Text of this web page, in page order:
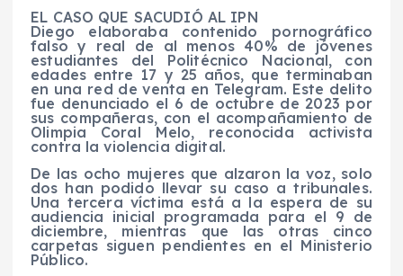
EL CASO QUE SACUDIÓ AL IPN
Diego elaboraba contenido pornográfico
falso y real de al menos 40% de jóvenes
estudiantes del Politécnico Nacional, con
edades entre 17 y 25 años, que terminaban
en una red de venta en Telegram. Este delito
fue denunciado el 6 de octubre de 2023 por
sus compañeras, con el acompañamiento de
Olimpia Coral Melo, reconocida activista
contra la violencia digital.
De las ocho mujeres que alzaron la voz, solo
dos han podido llevar su caso a tribunales.
Una tercera víctima está a la espera de su
audiencia inicial programada para el 9 de
diciembre, mientras que las otras cinco
carpetas siguen pendientes en el Ministerio
Público.